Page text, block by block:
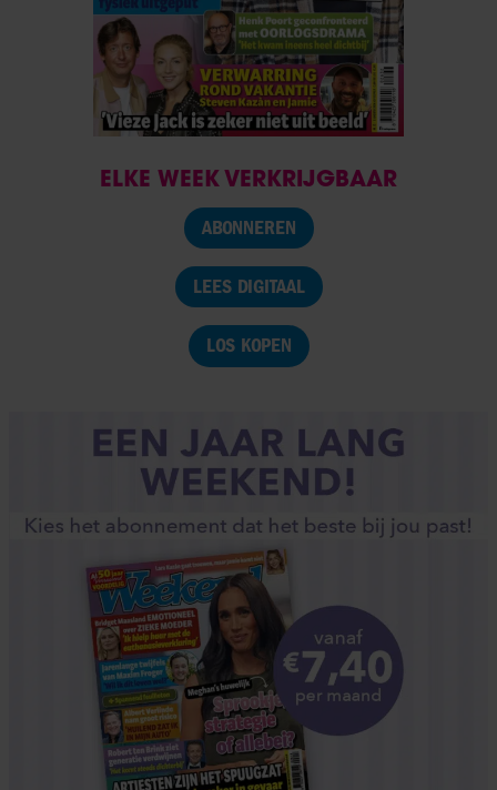
ELKE WEEK VERKRIJGBAAR
ABONNEREN
LEES DIGITAAL
LOS KOPEN